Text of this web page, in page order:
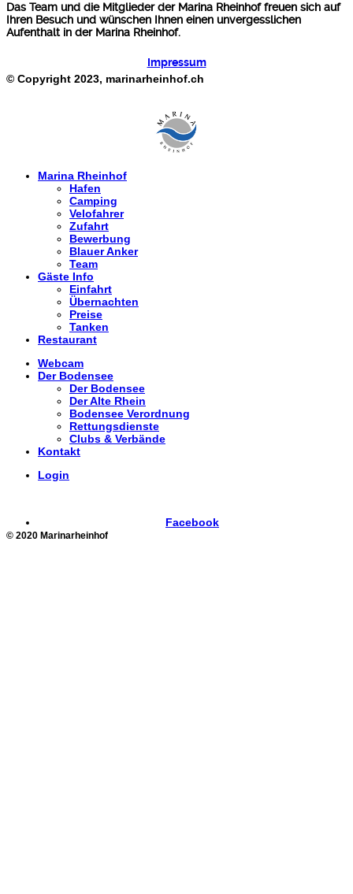
Das Team und die Mitglieder der Marina Rheinhof freuen sich auf
Ihren Besuch und wünschen Ihnen einen unvergesslichen
Aufenthalt in der Marina Rheinhof.
Impressum
© Copyright 2023, marinarheinhof.ch
Marina Rheinhof
Hafen
Camping
Velofahrer
Zufahrt
Bewerbung
Blauer Anker
Team
Gäste Info
Einfahrt
Übernachten
Preise
Tanken
Restaurant
Webcam
Der Bodensee
Der Bodensee
Der Alte Rhein
Bodensee Verordnung
Rettungsdienste
Clubs & Verbände
Kontakt
Login
Facebook
© 2020 Marinarheinhof